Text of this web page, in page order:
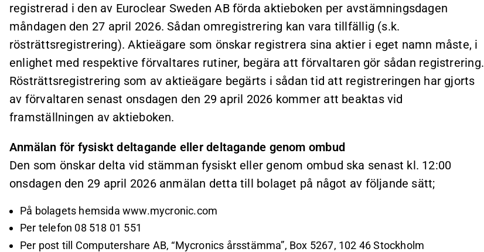
registrerad i den av Euroclear Sweden AB förda aktieboken per avstämningsdagen
måndagen den 27 april 2026. Sådan omregistrering kan vara tillfällig (s.k.
rösträttsregistrering). Aktieägare som önskar registrera sina aktier i eget namn måste, i
enlighet med respektive förvaltares rutiner, begära att förvaltaren gör sådan registrering.
Rösträttsregistrering som av aktieägare begärts i sådan tid att registreringen har gjorts
av förvaltaren senast onsdagen den 29 april 2026 kommer att beaktas vid
framställningen av aktieboken.
Anmälan för fysiskt deltagande eller deltagande genom ombud
Den som önskar delta vid stämman fysiskt eller genom ombud ska senast kl. 12:00
onsdagen den 29 april 2026 anmälan detta till bolaget på något av följande sätt;
På bolagets hemsida www.mycronic.com
Per telefon 08 518 01 551
Per post till Computershare AB, “Mycronics årsstämma”, Box 5267, 102 46 Stockholm